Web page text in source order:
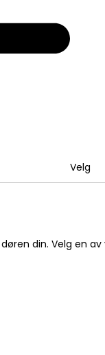
Velg
din. Velg en